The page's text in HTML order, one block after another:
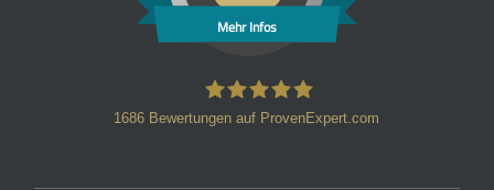
Mehr Infos
1686 Bewertungen auf ProvenExpert.com